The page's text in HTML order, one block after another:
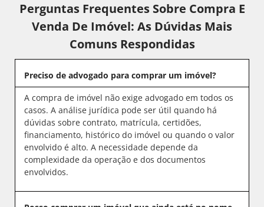
Perguntas Frequentes Sobre Compra E
Venda De Imóvel: As Dúvidas Mais
Comuns Respondidas
Preciso de advogado para comprar um imóvel?
A compra de imóvel não exige advogado em todos os
casos. A análise jurídica pode ser útil quando há
dúvidas sobre contrato, matrícula, certidões,
financiamento, histórico do imóvel ou quando o valor
envolvido é alto. A necessidade depende da
complexidade da operação e dos documentos
envolvidos.